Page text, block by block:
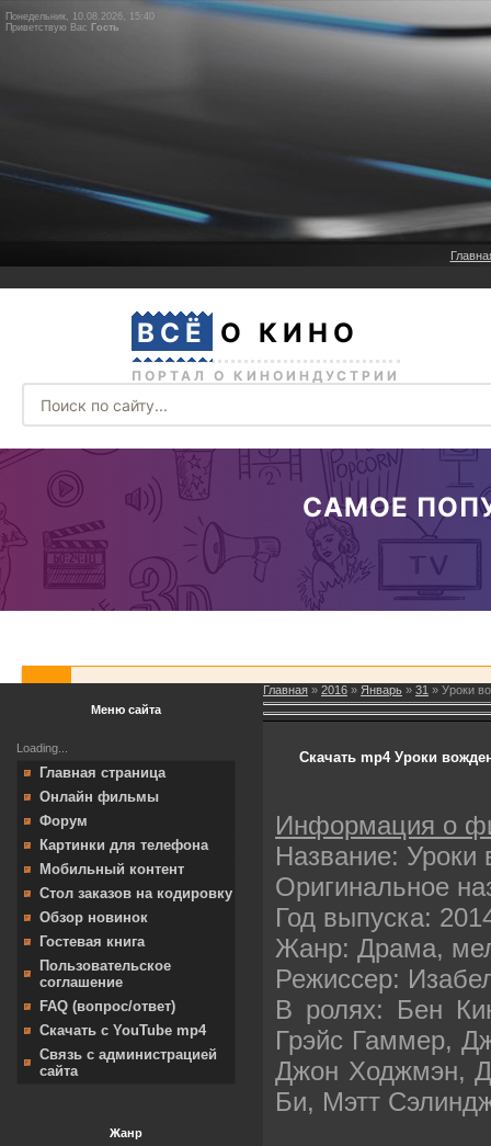
Понедельник, 10.08.2026, 15:40
Приветствую Вас Гость
Меню сайта
Loading...
Главная страница
Онлайн фильмы
Форум
Картинки для телефона
Мобильный контент
Стол заказов на кодировку
Обзор новинок
Гостевая книга
Пользовательское
соглашение
FAQ (вопрос/ответ)
Скачать с YouTube mp4
Связь с администрацией
сайта
Жанр
Главная » 2016 » Январь » 31 » Уроки
Скачать mp4 Уроки
Информация о
Название: Уроки
Оригинальное
Год выпуска:
Жанр: Драма,
Режиссер:
В ролях: Бен
Грэйс Гаммер,
Джон Ходжмэн,
Би, Мэтт